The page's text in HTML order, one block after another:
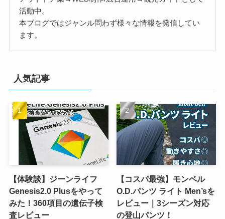
活動中。
本ブログではジャンル問わず様々な情報を発信してい
ます。
人気記事
【体験談】ジーンライフ
Genesis2.0 Plusをやって
みた！360項目の遺伝子検
査レビュー
【コスパ最強】モンベル
O.D.パンツ ライト Men’sを
レビュー｜3シーズン対応
の登山パンツ！